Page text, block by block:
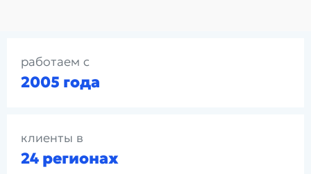
работаем с
2005 года
клиенты в
24 регионах